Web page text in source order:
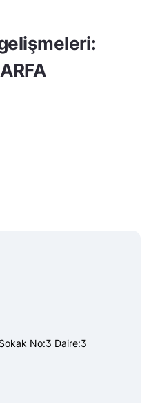
No:3 Daire:3